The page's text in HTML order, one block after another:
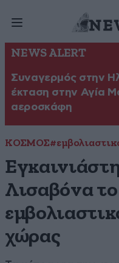
NEWS ALERT
Συναγερμός στην
έκταση στην Αγία
αεροσκάφη
ΚΟΣΜΟΣ
Λισαβόνα
χώρας